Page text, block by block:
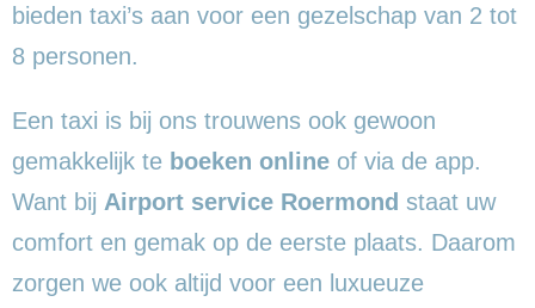
bieden taxi’s aan voor een gezelschap van 2 tot
8 personen.
Een taxi is bij ons trouwens ook gewoon
gemakkelijk te boeken online of via de app.
Want bij Airport service Roermond staat uw
comfort en gemak op de eerste plaats. Daarom
zorgen we ook altijd voor een luxueuze